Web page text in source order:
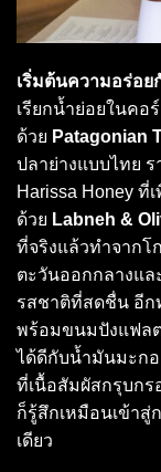
เริ่มต้นความอร่อย
เรียกน้ำย่อยในคอ
ด้วย Patagonian
ปลาย่างแบบไทย ร
Harissa Honey
ด้วย Labneh &
ที่จริงแล้วทำจากโ
ตะวันออกกลางแ
รสชาติที่สดชื่น อีก
พร้อมขนมปังแฟลต
ได้ดีกับน้ำมันมะก
ที่เนื้อสัมผัสกรุบกร
ก็รู้สึกเหมือนเข้าสู่
เดียว